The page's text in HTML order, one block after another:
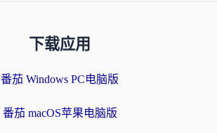
下载应用
番茄 Windows PC电脑版
番茄 macOS苹果电脑版